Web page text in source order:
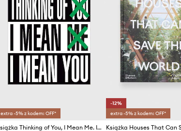
extra -5% z kodem: OFF*
Książka Thinking of You, I Mean Me. I Mean You, Barbara Kruger
-12%
extra -5% z kodem: OFF*